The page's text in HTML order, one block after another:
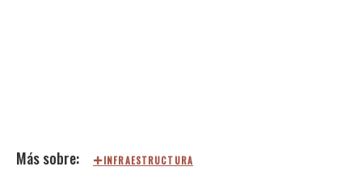
INFRAESTRUCTURA